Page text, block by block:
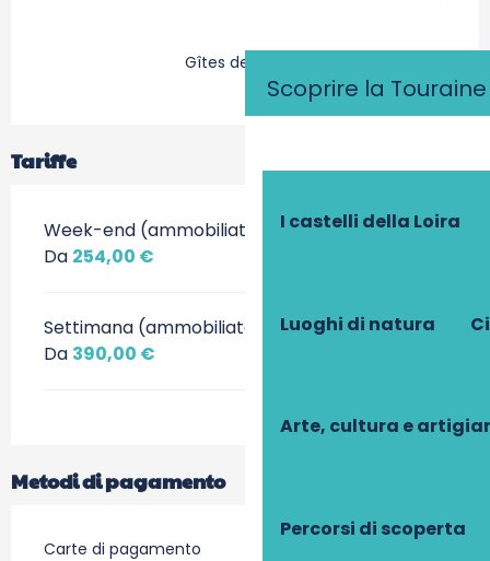
Scoprire la Touraine
I castelli della Loira
Luoghi di natura
Arte, cultura e
Percorsi di scoperta
Gîtes de France
Tariffe
Week-end (ammobiliato)
Da 254,00 €
Settimana (ammobiliato)
Da 390,00 €
Metodi di pagamento
Carte di pagamento